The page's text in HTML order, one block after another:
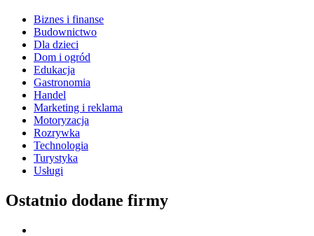
Biznes i finanse
Budownictwo
Dla dzieci
Dom i ogród
Edukacja
Gastronomia
Handel
Marketing i reklama
Motoryzacja
Rozrywka
Technologia
Turystyka
Usługi
Ostatnio dodane firmy